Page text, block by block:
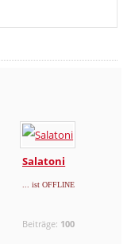
Salatoni
... ist OFFLINE
Beiträge: 100